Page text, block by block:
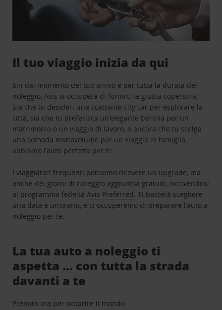
Il tuo viaggio inizia da qui
Sin dal momento del tuo arrivo e per tutta la durata del
noleggio, Avis si occuperà di fornirti la giusta copertura.
Sia che tu desideri una scattante city car per esplorare la
città, sia che tu preferisca un’elegante berlina per un
matrimonio o un viaggio di lavoro, o ancora che tu scelga
una comoda monovolume per un viaggio in famiglia,
abbiamo l’auto perfetta per te.
I viaggiatori frequenti potranno ricevere un upgrade, ma
anche dei giorni di noleggio aggiuntivi gratuiti, iscrivendosi
al programma fedeltàAvis Preferred. Ti basterà scegliere
una data e un’orario, e ci occuperemo di preparare l’auto a
noleggio per te.
La tua auto a noleggio ti
aspetta … con tutta la strada
davanti a te
Prenota ora per scoprire il mondo.